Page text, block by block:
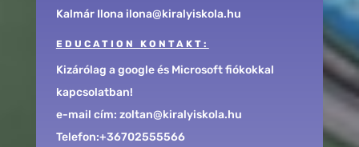
Kalmár Ilona ilona@kiralyiskola.hu
EDUCATION KONTAKT:
Kizárólag a google és Microsoft fiókokkal
kapcsolatban!
e-mail cím: zoltan@kiralyiskola.hu
Telefon:+36702555566